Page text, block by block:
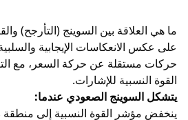
ما هي العلاقة بين السوينج (التأرجح)
على عكس الانعكاسات الإيجابية
حركات مستقلة عن حركة السعر، مع
القوة النسبية للإشارات.
يتشكل السوينج الصعودي عندما:
ينخفض مؤشر القوة النسبية إلى منطقة